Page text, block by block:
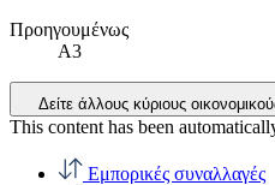
Προηγουμένως
A3
Δείτε άλλους κύριους
This content has been
Εμπορικές συναλλαγές